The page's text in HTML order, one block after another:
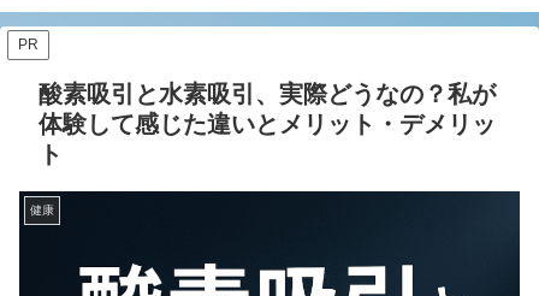
PR
酸素吸引と水素吸引、実際どうなの？私が
体験して感じた違いとメリット・デメリッ
ト
健康